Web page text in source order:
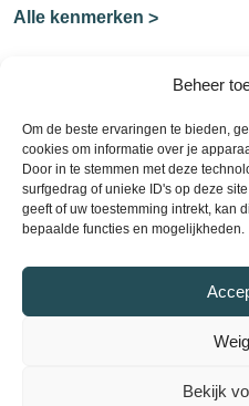
Beheer
Om de beste ervaringen te bieden,
cookies om informatie over je
Door in te stemmen met deze
surfgedrag of unieke ID's op deze
geeft of uw toestemming intrekt, kan
bepaalde functies en mogelijkheden.
Bekijk
Alle kenmerken
Contact
Plan een
Plan nu een bezichtiging
om u te helpen bij het